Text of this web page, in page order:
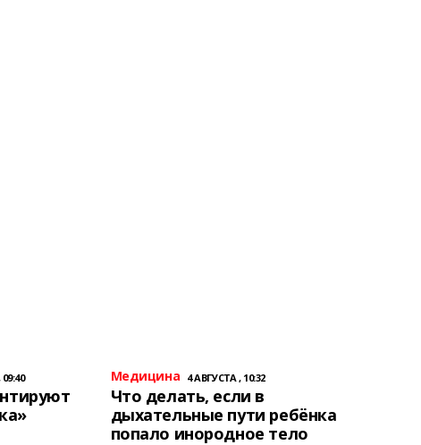
Медицина 4 АВГУСТА , 10:32
Что делать, если в
дыхательные пути ребёнка
попало инородное тело